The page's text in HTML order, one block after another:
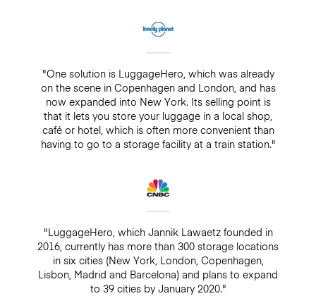
"One solution is LuggageHero, which was already
on the scene in Copenhagen and London, and has
now expanded into New York. Its selling point is
that it lets you store your luggage in a local shop,
café or hotel, which is often more convenient than
having to go to a storage facility at a train station."
"LuggageHero, which Jannik Lawaetz founded in
2016, currently has more than 300 storage locations
in six cities (New York, London, Copenhagen,
Lisbon, Madrid and Barcelona) and plans to expand
to 39 cities by January 2020."